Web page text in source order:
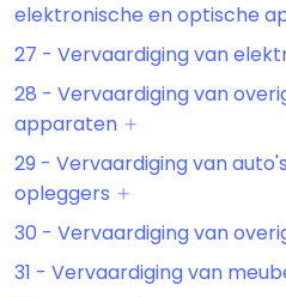
elektronische en optische
27 - Vervaardiging van
28 - Vervaardiging van
apparaten
29 - Vervaardiging van
opleggers
30 - Vervaardiging van
31 - Vervaardiging van